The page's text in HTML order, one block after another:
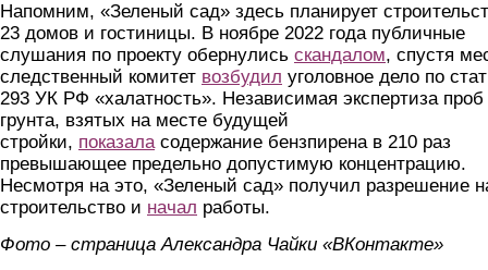
Напомним, «Зеленый сад» здесь планирует
23 домов и гостиницы. В ноябре 2022 года публичные
слушания по проекту обернулись скандалом, спустя
следственный комитет возбудил уголовное дело по
293 УК РФ «халатность». Независимая экспертиза проб
грунта, взятых на месте будущей
стройки, показаласодержание бензпирена в 210 раз
превышающее предельно допустимую концентрацию.
Несмотря на это, «Зеленый сад» получил разрешение
строительство и начал работы.
Фото – страница Александра Чайки «ВКонтакте»